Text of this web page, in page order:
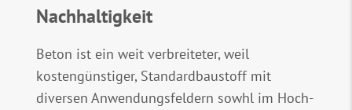
Nachhaltigkeit
Beton ist ein weit verbreiteter, weil
kostengünstiger, Standardbaustoff mit
diversen Anwendungsfeldern sowhl im Hoch-